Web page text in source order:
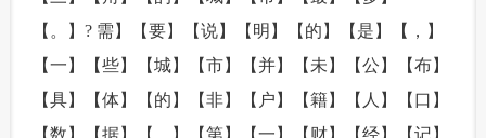
【。】? 需】【要】【说】【明】【的】【是】【，】
【一】【些】【城】【市】【并】【未】【公】【布】
【具】【体】【的】【非】【户】【籍】【人】【口】
【数】【据】【。】【第】【一】【财】【经】【记】